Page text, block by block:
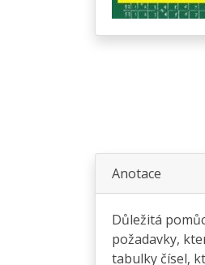
Anotace
Důležitá
požadavky,
tabulky čísel,